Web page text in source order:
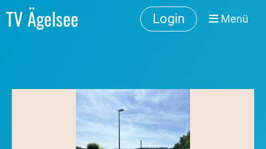
TV Ägelsee Login Menü